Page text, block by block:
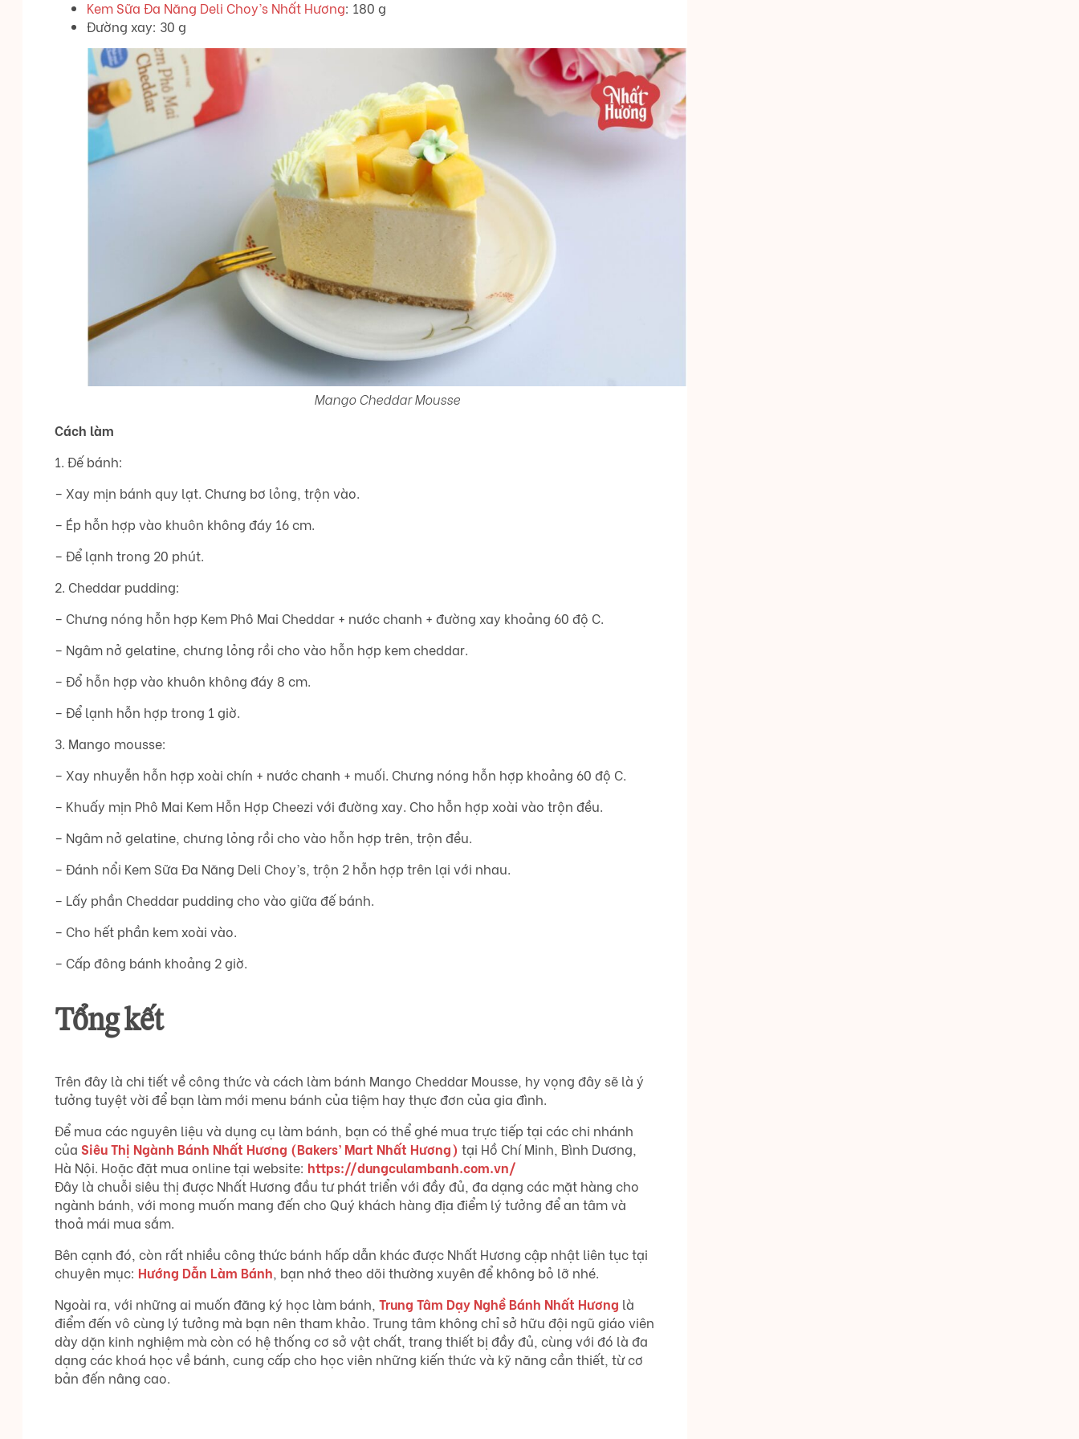
Kem Sữa Đa Năng Deli Choy’s Nhất Hương: 180 g
Đường xay: 30 g
Mango Cheddar Mousse
Cách làm
1. Đế bánh:
– Xay mịn bánh quy lạt. Chưng bơ lỏng, trộn vào.
– Ép hỗn hợp vào khuôn không đáy 16 cm.
– Để lạnh trong 20 phút.
2. Cheddar pudding:
– Chưng nóng hỗn hợp Kem Phô Mai Cheddar + nước chanh + đường xay khoảng 60 độ C.
– Ngâm nở gelatine, chưng lỏng rồi cho vào hỗn hợp kem cheddar.
– Đổ hỗn hợp vào khuôn không đáy 8 cm.
– Để lạnh hỗn hợp trong 1 giờ.
3. Mango mousse:
– Xay nhuyễn hỗn hợp xoài chín + nước chanh + muối. Chưng nóng hỗn hợp khoảng 60 độ C.
– Khuấy mịn Phô Mai Kem Hỗn Hợp Cheezi với đường xay. Cho hỗn hợp xoài vào trộn đều.
– Ngâm nở gelatine, chưng lỏng rồi cho vào hỗn hợp trên, trộn đều.
– Đánh nổi Kem Sữa Đa Năng Deli Choy’s, trộn 2 hỗn hợp trên lại với nhau.
– Lấy phần Cheddar pudding cho vào giữa đế bánh.
– Cho hết phần kem xoài vào.
– Cấp đông bánh khoảng 2 giờ.
Tổng kết
Trên đây là chi tiết về công thức và cách làm bánh Mango Cheddar Mousse, hy vọng đây sẽ là ý
tưởng tuyệt vời để bạn làm mới menu bánh của tiệm hay thực đơn của gia đình.
Để mua các nguyên liệu và dụng cụ làm bánh, bạn có thể ghé mua trực tiếp tại các chi nhánh
của Siêu Thị Ngành Bánh Nhất Hương (Bakers’ Mart Nhất Hương) tại Hồ Chí Minh, Bình Dương,
Hà Nội. Hoặc đặt mua online tại website: https://dungculambanh.com.vn/
Đây là chuỗi siêu thị được Nhất Hương đầu tư phát triển với đầy đủ, đa dạng các mặt hàng cho
ngành bánh, với mong muốn mang đến cho Quý khách hàng địa điểm lý tưởng để an tâm và
thoả mái mua sắm.
Bên cạnh đó, còn rất nhiều công thức bánh hấp dẫn khác được Nhất Hương cập nhật liên tục tại
chuyên mục: Hướng Dẫn Làm Bánh , bạn nhớ theo dõi thường xuyên để không bỏ lỡ nhé.
Ngoài ra, với những ai muốn đăng ký học làm bánh, Trung Tâm Dạy Nghề Bánh Nhất Hương là
điểm đến vô cùng lý tưởng mà bạn nên tham khảo. Trung tâm không chỉ sở hữu đội ngũ giáo viên
dày dặn kinh nghiệm mà còn có hệ thống cơ sở vật chất, trang thiết bị đầy đủ, cùng với đó là đa
dạng các khoá học về bánh, cung cấp cho học viên những kiến thức và kỹ năng cần thiết, từ cơ
bản đến nâng cao.